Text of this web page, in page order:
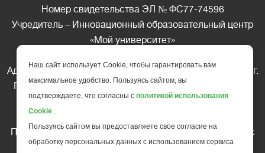
Номер свидетельства ЭЛ № ФС77-74596
Учредитель – Инновационный образовательный центр
«Мой университет»
Адрес редакции: 185035 Россия, Республика Карелия, г.
Петрозаводск, ул. Фридриха Энгельса д.10, офис 211
Телефон редакции: +7 (499) 685-10-45
Перепечатка материалов газеты допускается только c
письменного разрешения редакции
Наш сайт использует Cookie, чтобы гарантировать вам
максимальное удобство. Пользуясь сайтом, вы
подтверждаете, что согласны с политикой использования
Cookie .
Пользуясь сайтом вы предоставляете свое согласие на
обработку персональных данных с использованием сервиса